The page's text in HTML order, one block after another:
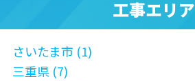
工事エリア
さいたま市 (1)
三重県 (7)